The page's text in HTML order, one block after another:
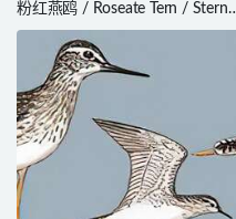
粉红燕鸥 / Roseate Tern / Sterna
dougallii